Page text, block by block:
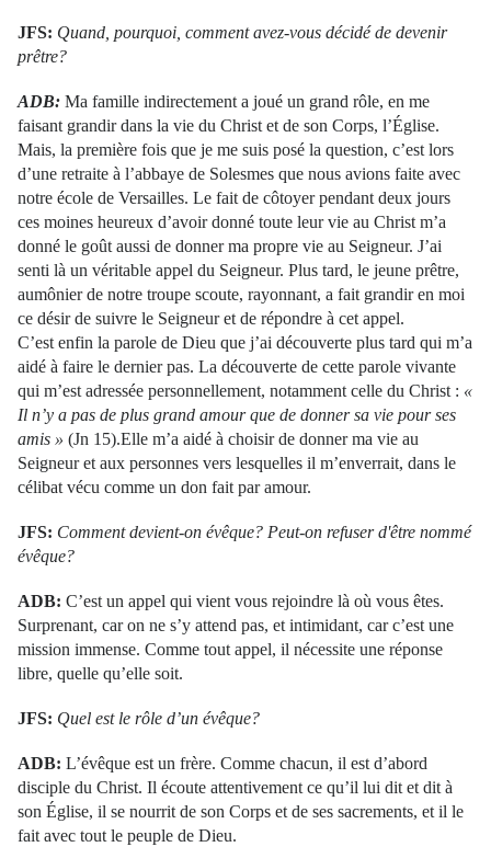
JFS: Quand, pourquoi, comment avez-vous décidé de devenir
prêtre?
ADB: Ma famille indirectement a joué un grand rôle, en me
faisant grandir dans la vie du Christ et de son Corps, l’Église.
Mais, la première fois que je me suis posé la question, c’est lors
d’une retraite à l’abbaye de Solesmes que nous avions faite avec
notre école de Versailles. Le fait de côtoyer pendant deux jours
ces moines heureux d’avoir donné toute leur vie au Christ m’a
donné le goût aussi de donner ma propre vie au Seigneur. J’ai
senti là un véritable appel du Seigneur. Plus tard, le jeune prêtre,
aumônier de notre troupe scoute, rayonnant, a fait grandir en moi
ce désir de suivre le Seigneur et de répondre à cet appel.
C’est enfin la parole de Dieu que j’ai découverte plus tard qui m’a
aidé à faire le dernier pas. La découverte de cette parole vivante
qui m’est adressée personnellement, notamment celle du Christ : «
Il n’y a pas de plus grand amour que de donner sa vie pour ses
amis » (Jn 15).Elle m’a aidé à choisir de donner ma vie au
Seigneur et aux personnes vers lesquelles il m’enverrait, dans le
célibat vécu comme un don fait par amour.
JFS: Comment devient-on évêque? Peut-on refuser d'être nommé
évêque?
ADB: C’est un appel qui vient vous rejoindre là où vous êtes.
Surprenant, car on ne s’y attend pas, et intimidant, car c’est une
mission immense. Comme tout appel, il nécessite une réponse
libre, quelle qu’elle soit.
JFS: Quel est le rôle d’un évêque?
ADB: L’évêque est un frère. Comme chacun, il est d’abord
disciple du Christ. Il écoute attentivement ce qu’il lui dit et dit à
son Église, il se nourrit de son Corps et de ses sacrements, et il le
fait avec tout le peuple de Dieu.